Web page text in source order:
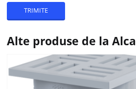
Alte produse de la Alca